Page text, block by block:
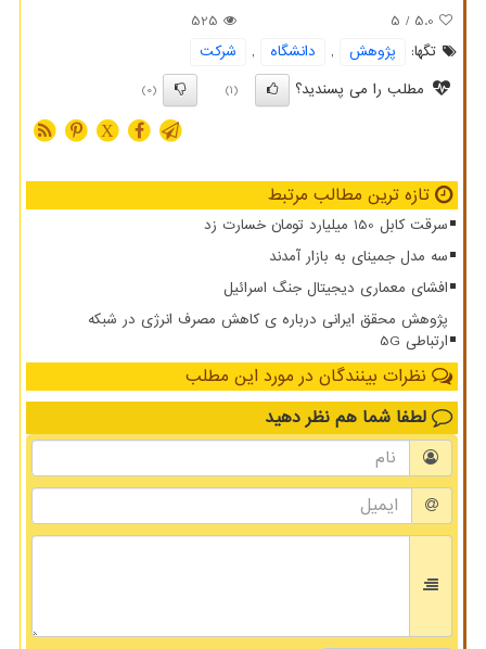
5.0
/ 5
525
تگها:
پژوهش , دانشگاه ,
شركت
مطلب را می پسندید؟
(1)
(0)
X
تازه ترین مطالب مرتبط
سرقت کابل 150 میلیارد تومان خسارت زد
سه مدل جمینای به بازار آمدند
افشای معماری دیجیتال جنگ اسرائیل
پژوهش محقق ایرانی درباره ی کاهش مصرف انرژی در شبکه
ارتباطی 5G
نظرات بینندگان در مورد این مطلب
لطفا شما هم نظر دهید